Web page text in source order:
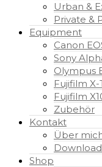
Urban &
Private &
Equipment
Canon
Sony
Olympus
Fujifilm X-
Fujifilm
Zubehör
Kontakt
Über
Shop